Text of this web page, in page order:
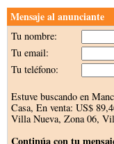
Mensaje al anunciante
Tu nombre:
Tu email:
Tu teléfono:
Estuve buscando en
Casa, En venta: US$
Villa Nueva, Zona 06,
Continúa con tu